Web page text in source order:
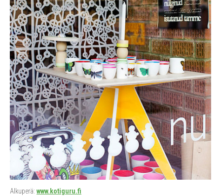
Alkuperä: www.kotiguru.fi